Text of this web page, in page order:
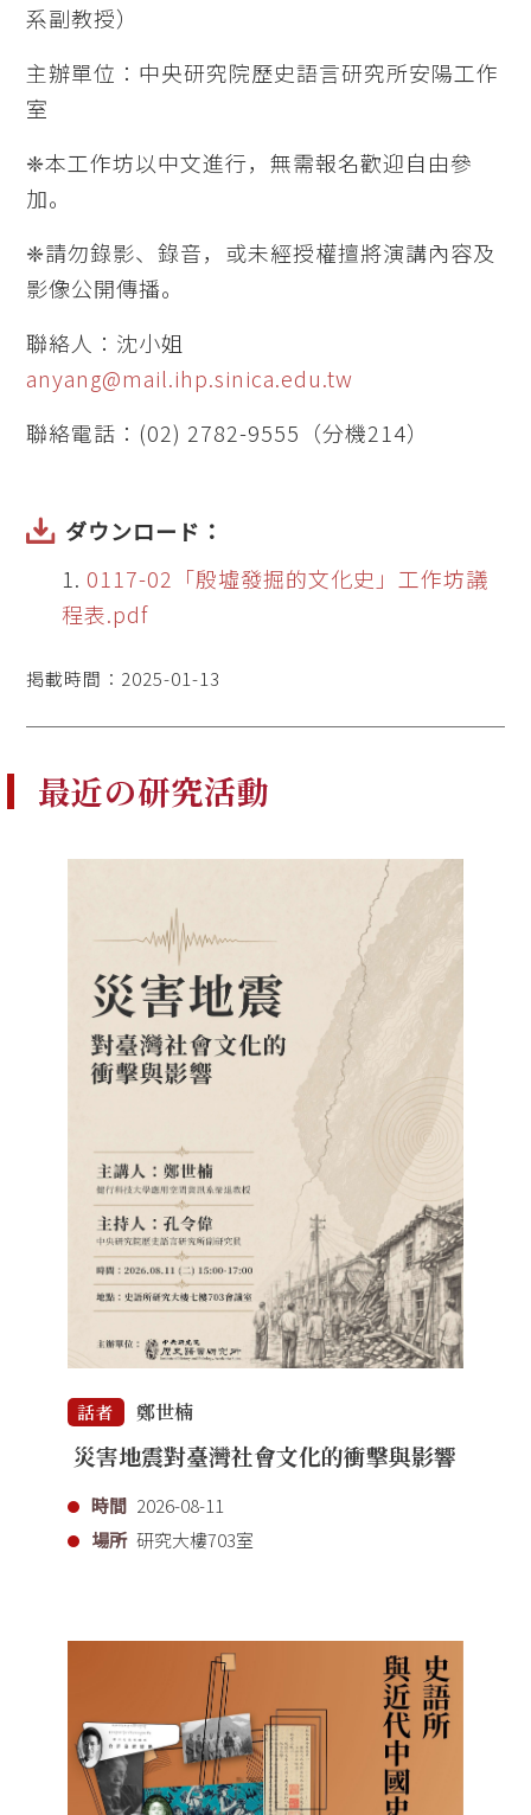
系副教授）
主辦單位：中央研究院歷史語言研究所安陽工作
室
❈本工作坊以中文進行，無需報名歡迎自由參
加。
❈請勿錄影、錄音，或未經授權擅將演講內容及
影像公開傳播。
聯絡人：沈小姐
anyang@mail.ihp.sinica.edu.tw
聯絡電話：(02) 2782-9555（分機214）
ダウンロード：
0117-02「殷墟發掘的文化史」工作坊議
程表.pdf
掲載時間：2025-01-13
最近の研究活動
話者 鄭世楠
災害地震對臺灣社會文化的衝擊與影響
時間 2026-08-11
場所 研究大樓703室